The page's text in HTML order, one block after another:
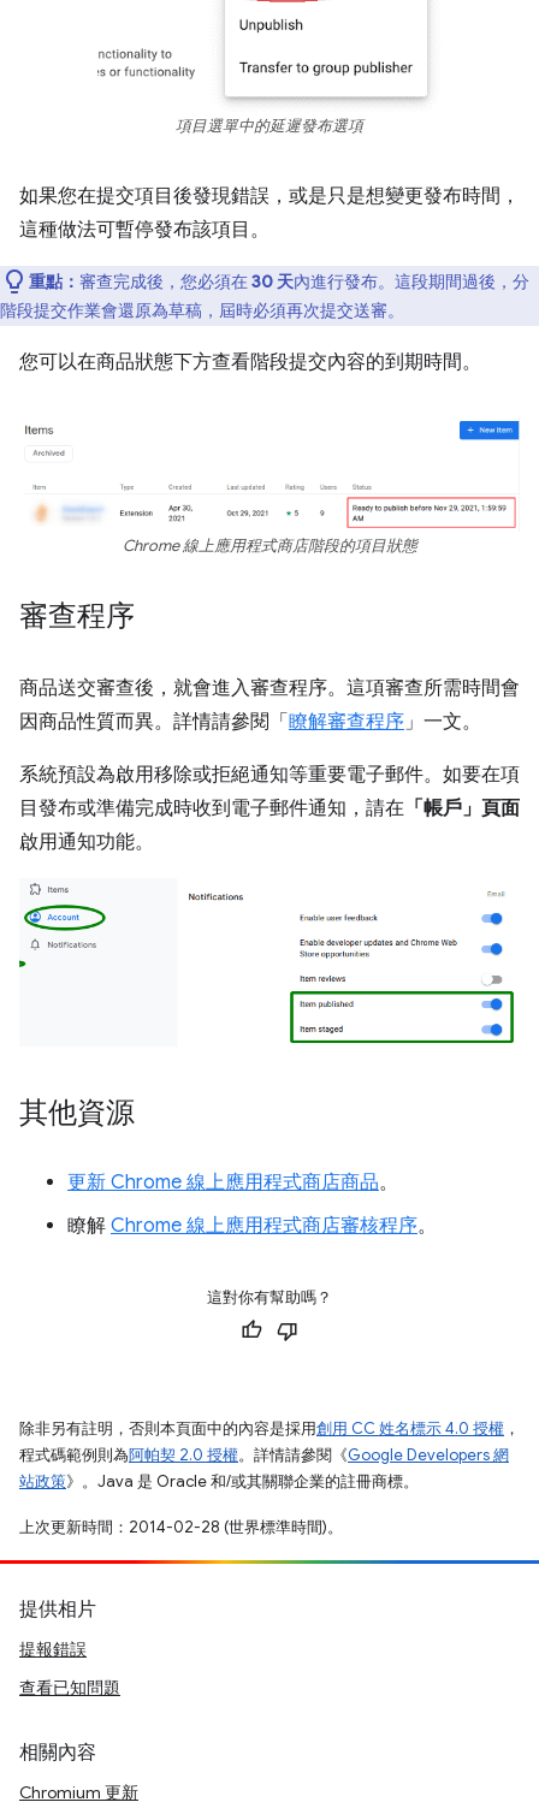
項目選單中的延遲發布選項
如果您在提交項目後發現錯誤，或是只是想變更發布時間，
這種做法可暫停發布該項目。
重點： 審查完成後，您必須在30 天內進行發布。這段期間過後，分
階段提交作業會還原為草稿，屆時必須再次提交送審。
您可以在商品狀態下方查看階段提交內容的到期時間。
Chrome 線上應用程式商店階段的項目狀態
審查程序
商品送交審查後，就會進入審查程序。這項審查所需時間會
因商品性質而異。詳情請參閱「 瞭解審查程序」一文。
系統預設為啟用移除或拒絕通知等重要電子郵件。如要在項
目發布或準備完成時收到電子郵件通知，請在 「帳戶」頁面
啟用通知功能。
其他資源
更新 Chrome 線上應用程式商店商品。
瞭解 Chrome 線上應用程式商店審核程序。
這對你有幫助嗎？
除非另有註明，否則本頁面中的內容是採用創用 CC 姓名標示 4.0 授權 ，
程式碼範例則為阿帕契 2.0 授權。詳情請參閱《Google Developers 網
站政策》。Java 是 Oracle 和/或其關聯企業的註冊商標。
上次更新時間：2014-02-28 (世界標準時間)。
提供相片
提報錯誤
查看已知問題
相關內容
Chromium 更新